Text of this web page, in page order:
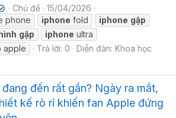
Chủ đề
15/04/2026
phone
iphone fold iphone gập
gập iphone ultra
apple Trả lời: 0 Diễn đàn: Khoa học
đến rất gần? Ngày ra mắt,
kế rò rỉ khiến fan Apple đứng